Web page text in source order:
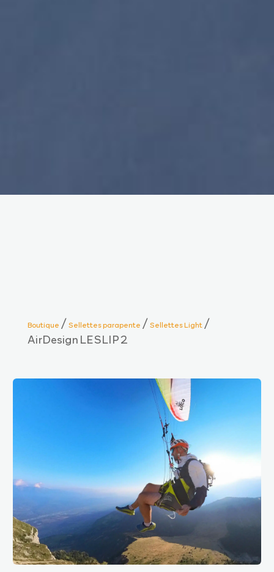
Boutique /Sellettes parapente /Sellettes Light/
AirDesign LE SLIP 2